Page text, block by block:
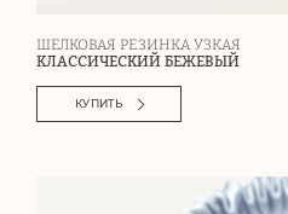
ШЕЛКОВАЯ РЕЗИНКА УЗКАЯ
КЛАССИЧЕСКИЙ БЕЖЕВЫЙ
КУПИТЬ